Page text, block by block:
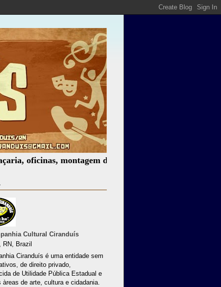
montagem de espetáculos, assessoria cultural,
Cultural Ciranduís
RN, Brazil
Ciranduís é uma entidade sem
de direito privado,
de Utilidade Pública Estadual e
àreas de arte, cultura e cidadania.